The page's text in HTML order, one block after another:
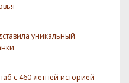
уникальный
с 460-летней историей